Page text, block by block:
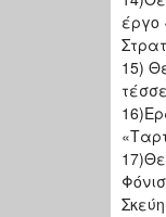
έργο
15)